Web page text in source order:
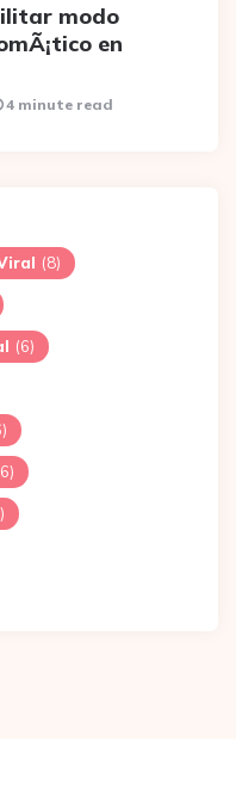
modo
en
4 minute read
(8)
(6)